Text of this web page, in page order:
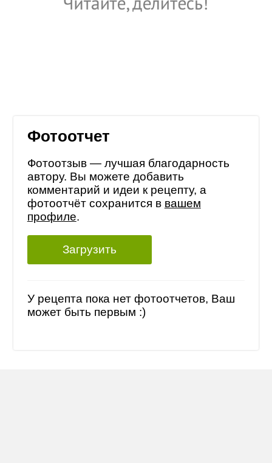
Фотоотчет
Фотоотзыв — лучшая благодарность
автору. Вы можете добавить
комментарий и идеи к рецепту, а
фотоотчёт сохранится в вашем
профиле.
Загрузить
У рецепта пока нет фотоотчетов, Ваш
может быть первым :)